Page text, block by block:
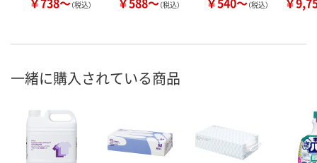
（税込） （税込） （税込）
一緒に購入されている商品